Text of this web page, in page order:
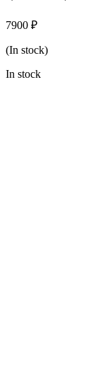
7900 ₽
(In stock)
In stock